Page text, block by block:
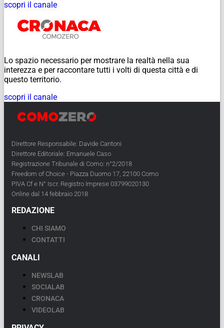
scopri il canale
Lo spazio necessario per mostrare la realtà nella sua
interezza e per raccontare tutti i volti di questa città e di
questo territorio.
scopri il canale
Direttore Responsabile: Davide Cantoni
Direttore Editoriale: Emanuele Caso
Registrazione Tribunale di Como: n°2/2018
Freedom of Choice - Piazza Duomo 17, 22100 Como
PIVA Cf e N° Iscr. Registro Imprese 03799020130
Online dal 14 febbraio 2018
REDAZIONE
CHI SIAMO
CONTATTI
CANALI
NEWSLAB
SOCIALAB
CRONACA
VIDEOLAB